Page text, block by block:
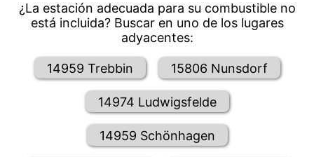
¿La estación adecuada para su combustible no
está incluida? Buscar en uno de los lugares
adyacentes:
14959 Trebbin 15806 Nunsdorf
14974 Ludwigsfelde
14959 Schönhagen